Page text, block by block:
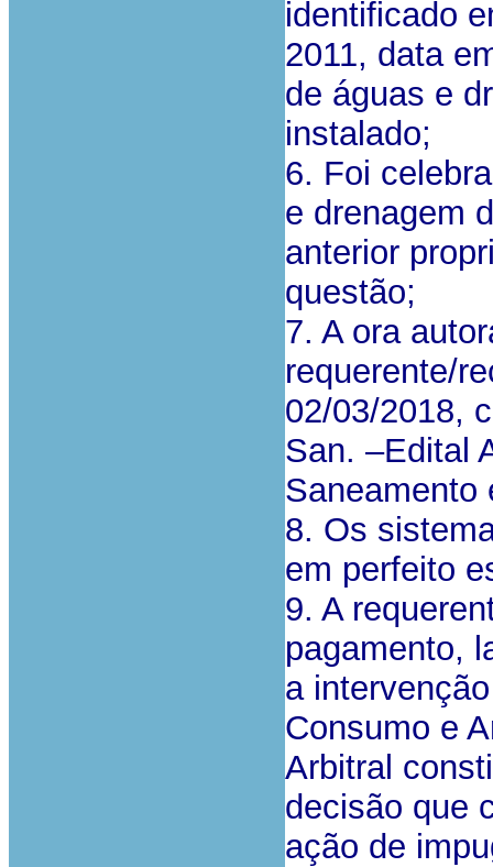
identificado
2011, data
de águas e
instalado;
6. Foi
e drenagem
anterior
questão;
7. A ora
requerente/
02/03/2018,
San. –Edital
Saneamento
8. Os
em perfeito
9. A
pagamento,
a
Consumo e
Arbitral
decisão que
ação de